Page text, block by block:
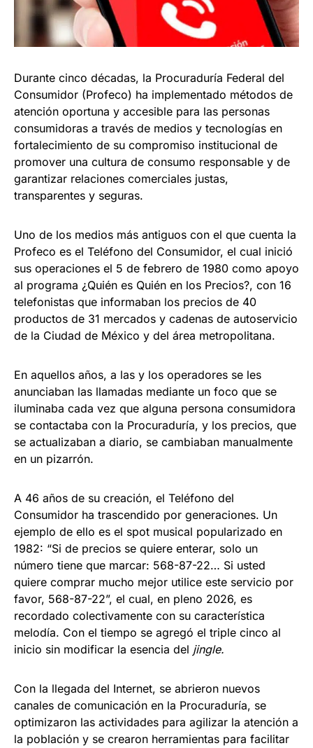
Durante cinco décadas, la Procuraduría Federal del
Consumidor (Profeco) ha implementado métodos de
atención oportuna y accesible para las personas
consumidoras a través de medios y tecnologías en
fortalecimiento de su compromiso institucional de
promover una cultura de consumo responsable y de
garantizar relaciones comerciales justas,
transparentes y seguras.
Uno de los medios más antiguos con el que cuenta la
Profeco es el Teléfono del Consumidor, el cual inició
sus operaciones el 5 de febrero de 1980 como apoyo
al programa ¿Quién es Quién en los Precios?, con 16
telefonistas que informaban los precios de 40
productos de 31 mercados y cadenas de autoservicio
de la Ciudad de México y del área metropolitana.
En aquellos años, a las y los operadores se les
anunciaban las llamadas mediante un foco que se
iluminaba cada vez que alguna persona consumidora
se contactaba con la Procuraduría, y los precios, que
se actualizaban a diario, se cambiaban manualmente
en un pizarrón.
A 46 años de su creación, el Teléfono del
Consumidor ha trascendido por generaciones. Un
ejemplo de ello es el spot musical popularizado en
1982: “Si de precios se quiere enterar, solo un
número tiene que marcar: 568-87-22… Si usted
quiere comprar mucho mejor utilice este servicio por
favor, 568-87-22”, el cual, en pleno 2026, es
recordado colectivamente con su característica
melodía. Con el tiempo se agregó el triple cinco al
inicio sin modificar la esencia del jingle.
Con la llegada del Internet, se abrieron nuevos
canales de comunicación en la Procuraduría, se
optimizaron las actividades para agilizar la atención a
la población y se crearon herramientas para facilitar